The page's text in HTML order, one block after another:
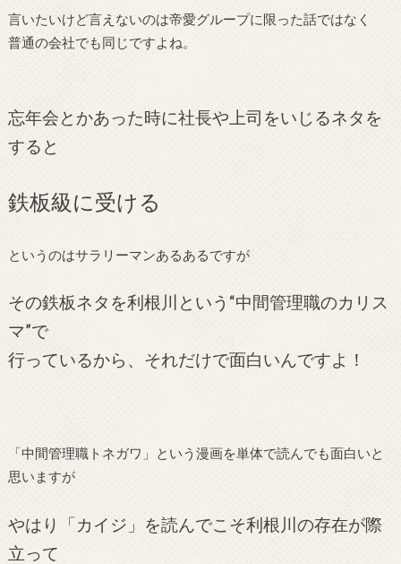
言いたいけど言えないのは帝愛グループに限った話ではなく
普通の会社でも同じですよね。
忘年会とかあった時に社長や上司をいじるネタを
すると
鉄板級に受ける
というのはサラリーマンあるあるですが
その鉄板ネタを利根川という“中間管理職のカリス
マ”で
行っているから、それだけで面白いんですよ！
「中間管理職トネガワ」という漫画を単体で読んでも面白いと
思いますが
やはり「カイジ」を読んでこそ利根川の存在が際
立って